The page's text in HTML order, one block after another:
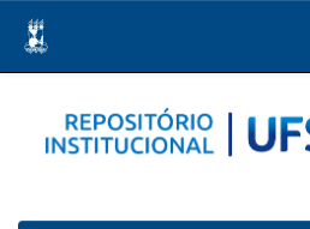
navigation